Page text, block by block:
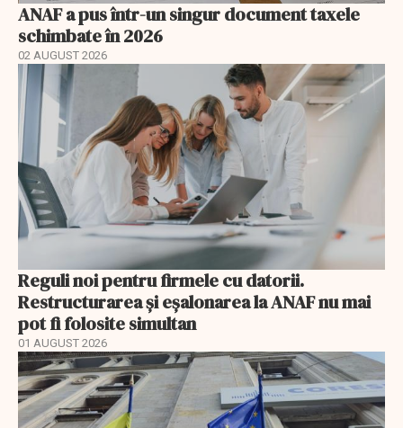
ANAF a pus într-un singur document taxele
schimbate în 2026
02 AUGUST 2026
Reguli noi pentru firmele cu datorii.
Restructurarea și eșalonarea la ANAF nu mai
pot fi folosite simultan
01 AUGUST 2026